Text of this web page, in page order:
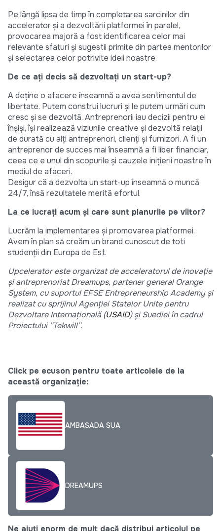
Pe lângă lipsa de timp în completarea sarcinilor din
accelerator și a dezvoltării platformei în paralel,
provocarea majoră a fost identificarea celor mai
relevante sfaturi și sugestii primite din partea mentorilor
și selectarea celor potrivite ideii noastre.
De ce ați decis să dezvoltați un start-up?
A deține o afacere înseamnă a avea sentimentul de
libertate. Putem construi lucruri și le putem urmări cum
cresc și se dezvoltă. Antreprenorii iau decizii pentru ei
înșiși, își realizează viziunile creative și dezvoltă relații
de durată cu alți antreprenori, clienți și furnizori. A fi un
antreprenor de succes mai înseamnă a fi liber financiar,
ceea ce e unul din scopurile și cauzele inițierii noastre în
mediul de afaceri.
Desigur că a dezvolta un start-up înseamnă o muncă
24/7, însă rezultatele merită efortul.
La ce lucrați acum și care sunt planurile pe viitor?
Lucrăm la implementarea și promovarea platformei.
Avem în plan să creăm un brand cunoscut de toti
studenții din Europa de Est.
Upcelerator este organizat de acceleratorul de inovație
și antreprenoriat Dreamups, partener general Orange
System, cu suportul EFSE Entrepreneurship Academy și
realizat cu sprijinul Agenției Statelor Unite pentru
Dezvoltare Internațională (USAID) și Suediei în cadrul
Proiectului ”Tekwill”.
Click pe ecuson pentru toate articolele de la
această organizație:
AMBASADA SUA
DREAMUPS
Ne ajuți enorm de mult dacă distribui articolul pe